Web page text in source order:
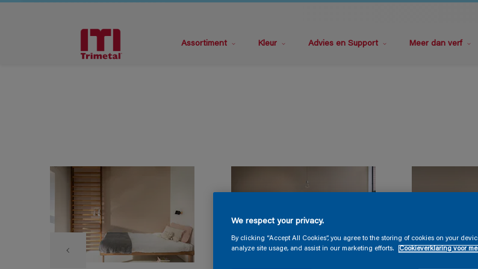
Assortiment Kleur Advies en Support Meer dan verf
We respect your privacy.
By clicking “Accept All Cookies”, you agree to the storing of cookies on your
analyze site usage, and assist in our marketing efforts.
Cookieverklaring voor